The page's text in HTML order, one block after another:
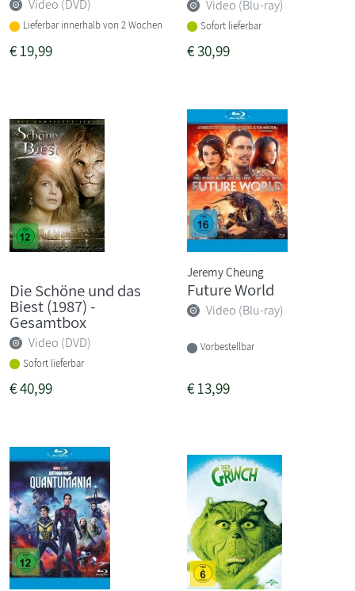
Video (DVD)
Lieferbar innerhalb von 2 Wochen
€19,99
Video (Blu-ray)
Sofort lieferbar
€30,99
Die Schöne und das
Biest (1987) -
Gesamtbox
Video (DVD)
Sofort lieferbar
€40,99
Jeremy Cheung
Future World
Video (Blu-ray)
Vorbestellbar
€13,99